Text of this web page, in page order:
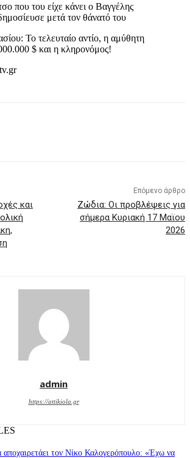
που του είχε κάνει ο Βαγγέλης
μετά τον θάνατό του
Το τελευταίο αντίο, η αμύθητη
$ και η κληρονόμος!
και
Επόμενο άρθρο
Ζώδια: Οι προβλέψεις για
σήμερα Κυριακή 17 Μαϊου
2026
admin
https://attikiola.gr
τον Νίκο Καλογερόπουλο: «Έχω να